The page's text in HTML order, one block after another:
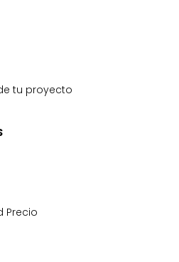
tu proyecto
Precio